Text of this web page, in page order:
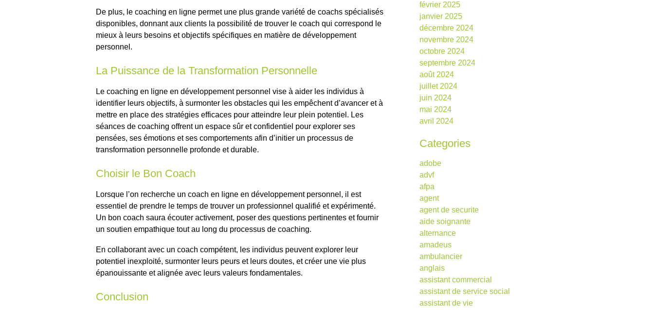
De plus, le coaching en ligne permet une plus grande variété de coachs spécialisés
disponibles, donnant aux clients la possibilité de trouver le coach qui correspond le
mieux à leurs besoins et objectifs spécifiques en matière de développement
personnel.
La Puissance de la Transformation Personnelle
Le coaching en ligne en développement personnel vise à aider les individus à
identifier leurs objectifs, à surmonter les obstacles qui les empêchent d’avancer et à
mettre en place des stratégies efficaces pour atteindre leur plein potentiel. Les
séances de coaching offrent un espace sûr et confidentiel pour explorer ses
pensées, ses émotions et ses comportements afin d’initier un processus de
transformation personnelle profonde et durable.
Choisir le Bon Coach
Lorsque l’on recherche un coach en ligne en développement personnel, il est
essentiel de prendre le temps de trouver un professionnel qualifié et expérimenté.
Un bon coach saura écouter activement, poser des questions pertinentes et fournir
un soutien empathique tout au long du processus de coaching.
En collaborant avec un coach compétent, les individus peuvent explorer leur
potentiel inexploité, surmonter leurs peurs et leurs doutes, et créer une vie plus
épanouissante et alignée avec leurs valeurs fondamentales.
Conclusion
février 2025
janvier 2025
décembre 2024
novembre 2024
octobre 2024
septembre 2024
août 2024
juillet 2024
juin 2024
mai 2024
avril 2024
Categories
adobe
advf
afpa
agent
agent de securite
aide soignante
alternance
amadeus
ambulancier
anglais
assistant commercial
assistant de service social
assistant de vie